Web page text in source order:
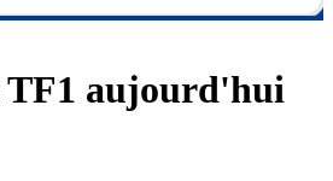
TF1 aujourd'hui